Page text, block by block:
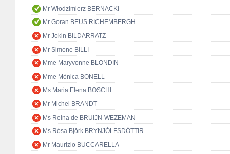
Mr Włodzimierz BERNACKI
Mr Goran BEUS RICHEMBERGH
Mr Jokin BILDARRATZ
Mr Simone BILLI
Mme Maryvonne BLONDIN
Mme Mònica BONELL
Ms Maria Elena BOSCHI
Mr Michel BRANDT
Ms Reina de BRUIJN-WEZEMAN
Ms Rósa Björk BRYNJÓLFSDÓTTIR
Mr Maurizio BUCCARELLA